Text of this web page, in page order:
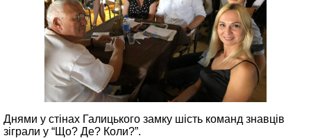
Днями у стінах Галицького замку шість команд знавців
зіграли у “Що? Де? Коли?”.